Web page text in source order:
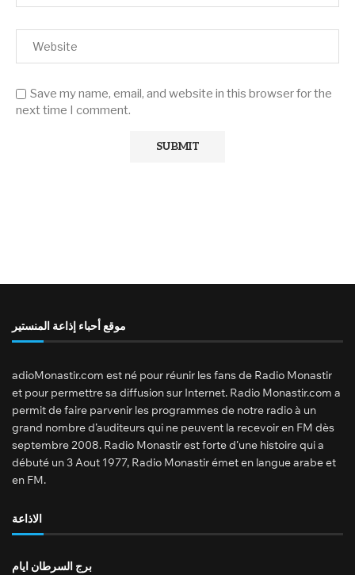
Save my name, email, and website in this browser for the
next time I comment.
موقع أحباء إذاعة المنستير
adioMonastir.com est né pour réunir les fans de Radio Monastir
et pour permettre sa diffusion sur Internet. Radio Monastir.com a
permit de faire parvenir les programmes de notre radio à un
grand nombre d’auditeurs qui ne peuvent la recevoir en FM dès
septembre 2008. Radio Monastir est forte d’une histoire qui a
débuté un 3 Aout 1977, Radio Monastir émet en langue arabe et
en FM.
الاذاعة
برج السرطان ايام